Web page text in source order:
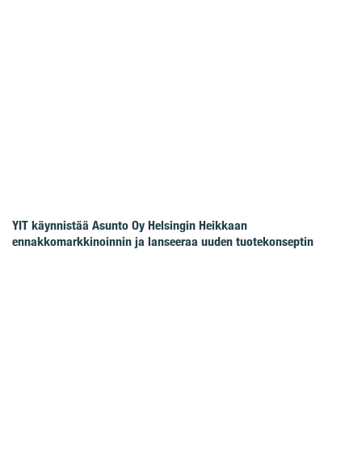
YIT käynnistää Asunto Oy Helsingin Heikkaan
ennakkomarkkinoinnin ja lanseeraa uuden tuotekonseptin